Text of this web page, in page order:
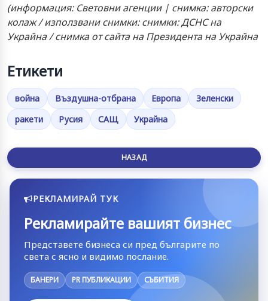
(информация: Световни агенции | снимка: авторски
колаж / използвани снимки: снимки: ДСНС на
Украйна / снимка от сайта на Президента на Украйна
Етикети
война Въздушна-отбрана Европа
Зеленски
ракети
Русия САЩ Украйна
НАЗАД
РЕКЛАМИРАЙ ТУК
Рекламирайте вашият бизнес
Представете бизнеса си пред българите по
света с ясно и видимо послание.
БАНЕРИ PR ПУБЛИКАЦИИ СЪБИТИЯ